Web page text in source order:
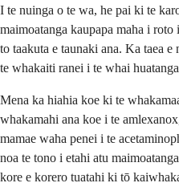
I te nuinga o te wa, he pai ki te
maimoatanga kaupapa maha i
to taakuta e taunaki ana. Ka taea e
te whakaiti ranei i te whai
Mena ka hiahia koe ki te
whakamahi ana koe i te
mamae waha penei i te
noa te tono i etahi atu
kore e korero tuatahi ki tō